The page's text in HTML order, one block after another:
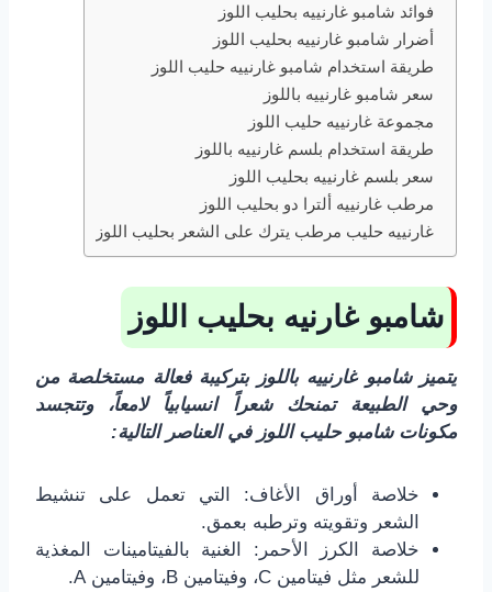
فوائد شامبو غارنييه بحليب اللوز
أضرار شامبو غارنييه بحليب اللوز
طريقة استخدام شامبو غارنييه حليب اللوز
سعر شامبو غارنييه باللوز
مجموعة غارنييه حليب اللوز
طريقة استخدام بلسم غارنييه باللوز
سعر بلسم غارنييه بحليب اللوز
مرطب غارنييه ألترا دو بحليب اللوز
غارنييه حليب مرطب يترك على الشعر بحليب اللوز
شامبو غارنيه بحليب اللوز
يتميز شامبو غارنييه باللوز بتركيبة فعالة مستخلصة من
وحي الطبيعة تمنحك شعراً انسيابياً لامعاً، وتتجسد
مكونات شامبو حليب اللوز في العناصر التالية:
خلاصة أوراق الأغاف: التي تعمل على تنشيط
الشعر وتقويته وترطبه بعمق.
خلاصة الكرز الأحمر: الغنية بالفيتامينات المغذية
للشعر مثل فيتامين C، وفيتامين B، وفيتامين A.